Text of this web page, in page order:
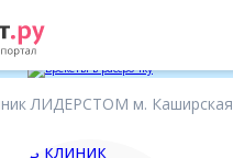
ЛИДЕРСТОМ м. Каширская